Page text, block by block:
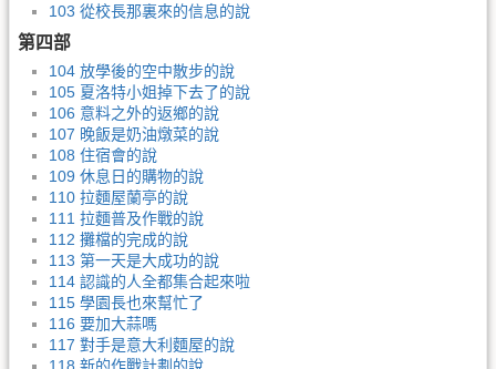
103 從校長那裏來的信息的說
第四部
104 放學後的空中散步的說
105 夏洛特小姐掉下去了的說
106 意料之外的返鄉的說
107 晚飯是奶油燉菜的說
108 住宿會的說
109 休息日的購物的說
110 拉麵屋蘭亭的說
111 拉麵普及作戰的說
112 攤檔的完成的說
113 第一天是大成功的說
114 認識的人全都集合起來啦
115 學園長也來幫忙了
116 要加大蒜嗎
117 對手是意大利麵屋的說
118 新的作戰計劃的說